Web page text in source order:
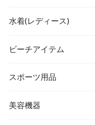
水着(レディース)
ビキニ
ハイネックビキニ
ビーチアイテム
ビーチサンダル
ヌードブラ
スポーツ用品
サウナスーツ
美容機器